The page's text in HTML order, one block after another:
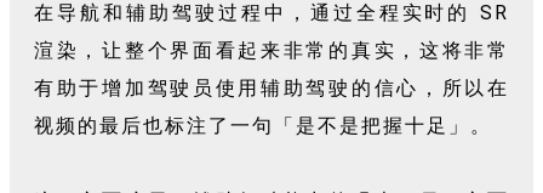
在导航和辅助驾驶过程中，通过全程实时的 SR
渲染，让整个界面看起来非常的真实，这将非常
有助于增加驾驶员使用辅助驾驶的信心，所以在
视频的最后也标注了一句「是不是把握十足」。